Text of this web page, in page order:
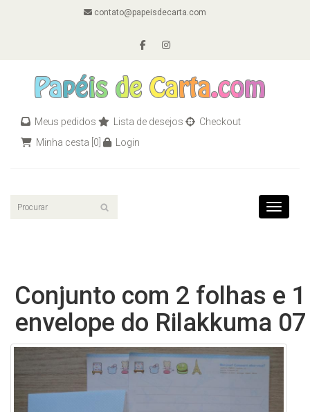
contato@papeisdecarta.com
Meus pedidos Lista de desejos
Checkout
Minha cesta [0] Login
Toggle
Conjunto com 2 folhas e 1
envelope do Rilakkuma 07